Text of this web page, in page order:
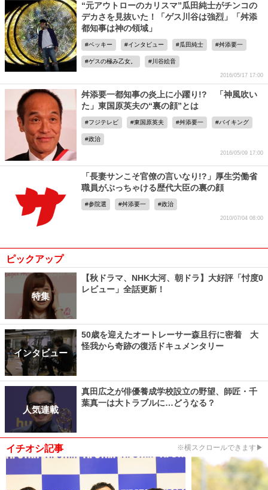
“元アウトローのカリスマ”瓜田純士がチンコの
デカさを見抜いた！「ゲス川谷は強烈」「舛添
都知事は神の領域」
ベッキー インタビュー 瓜田純士 舛添要一
ゲスの極み乙女。 川谷絵音
2016/05/17 17:00
舛添要一都知事の炎上に小躍り!? 「神風吹い
た」東国原英夫の“裏の顔”とは
フジテレビ 東国原英夫 舛添要一 バイキング
政治
2016/05/09 17:00
「長妻サンこそ官僚の言いなり!?」厚生労働省
職員がぶっちゃける歴代大臣の裏の顔
参院選 舛添要一 政治
2010/07/04 08:00
ピックアップ
特集
【秋ドラマ、NHK大河、朝ドラ】大好評「忖度0
レビュー」全話更新！
インタビュー
50歳を迎えたオートレーサー森且行に密着 大
怪我から奇跡の復活ドキュメンタリー
人気連載
真田広之が俳優養成学校設立の野望、師匠・千
葉真一は大トラブルに…どうなる？
イチオシ記事 ※横スクロールできます▶